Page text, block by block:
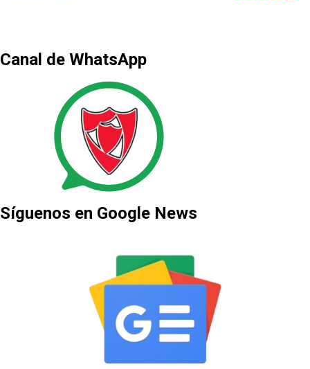
Canal de WhatsApp
Síguenos en Google News